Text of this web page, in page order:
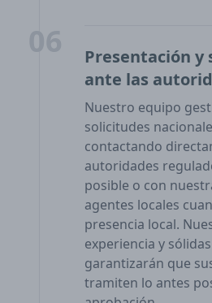
Presentación
ante las
Nuestro equipo
solicitudes
contactando
autoridades
posible o con
agentes locales
presencia local.
experiencia y
garantizarán que
tramiten lo antes